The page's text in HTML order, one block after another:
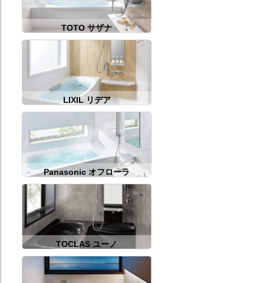
TOTO サザナ
LIXIL リデア
Panasonic オフローラ
TOCLAS ユーノ